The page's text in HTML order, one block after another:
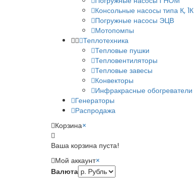
Консольные насосы типа К, 1К
Погружные насосы ЭЦВ
Мотопомпы
Теплотехника
Тепловые пушки
Тепловентиляторы
Тепловые завесы
Конвекторы
Инфракрасные обогреватели
Генераторы
Распродажа
Корзина×
Ваша корзина пуста!
Мой аккаунт×
Валюта